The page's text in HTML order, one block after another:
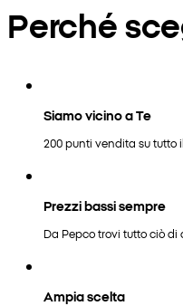
Perché
Siamo vicino a Te
200 punti vendita su tutto
Prezzi bassi sempre
Da Pepco trovi tutto ciò di
Ampia scelta